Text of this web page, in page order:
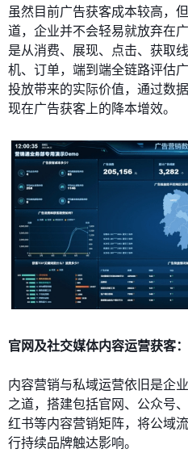
虽然目前广告获客成本较高，
道，企业并不会轻易就放弃在
是从消费、展现、点击、获取
机、订单，端到端全链路评估
投放带来的实际价值，通过数
现在广告获客上的降本增效。
官网及社交媒体内容运营获客：
内容营销与私域运营依旧是企
之道，搭建包括官网、公众号
红书等内容营销矩阵，将公域
行持续品牌触达影响。